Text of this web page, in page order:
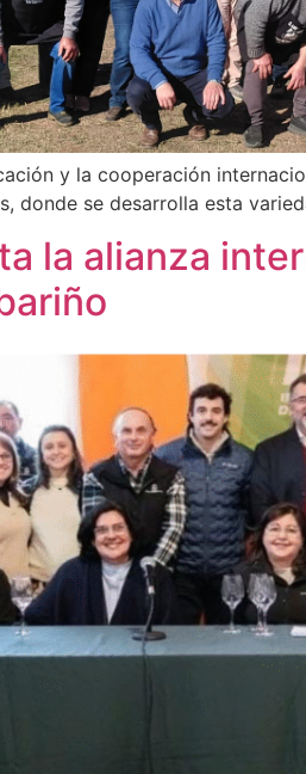
y la cooperación
donde se desarrolla esta
la alianza